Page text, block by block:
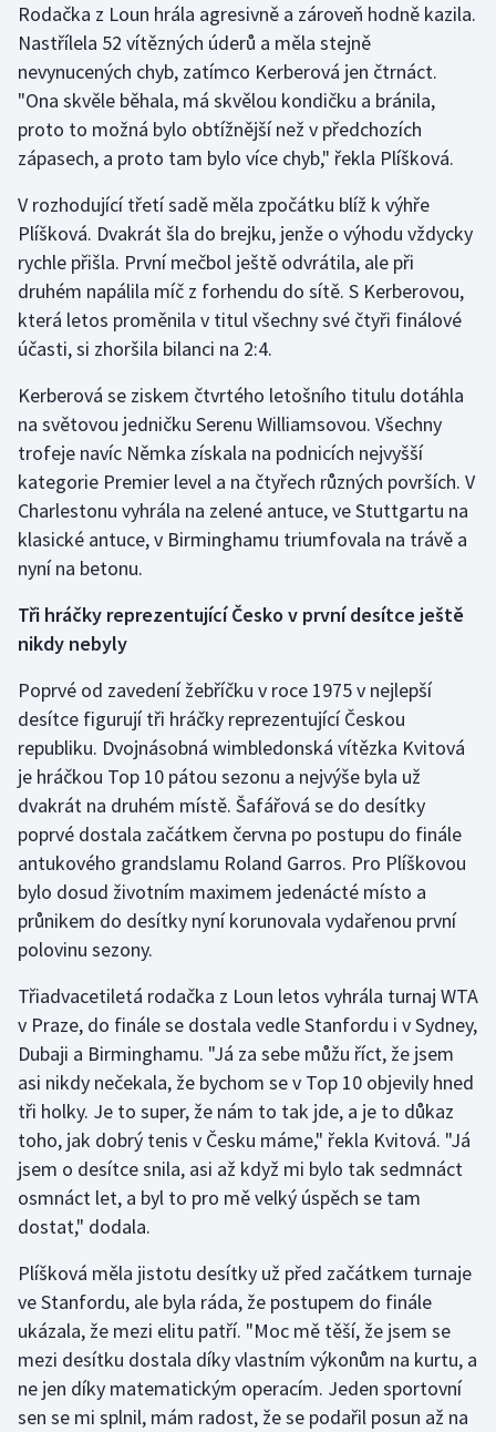
Parasport
Plavání
Plážový volejbal
Rychlobruslení
Rychlostní kanoistika
Short track
Sportovní střelba
Stolní tenis
Triatlon
Veslování
Vodní slalom
Ostatní
Rodačka z Loun hrála agresivně a zároveň hodně kazila.
Nastřílela 52 vítězných úderů a měla stejně
nevynucených chyb, zatímco Kerberová jen čtrnáct.
"Ona skvěle běhala, má skvělou kondičku a bránila,
proto to možná bylo obtížnější než v předchozích
zápasech, a proto tam bylo více chyb," řekla Plíšková.
V rozhodující třetí sadě měla zpočátku blíž k výhře
Plíšková. Dvakrát šla do brejku, jenže o výhodu vždycky
rychle přišla. První mečbol ještě odvrátila, ale při
druhém napálila míč z forhendu do sítě. S Kerberovou,
která letos proměnila v titul všechny své čtyři finálové
účasti, si zhoršila bilanci na 2:4.
Kerberová se ziskem čtvrtého letošního titulu dotáhla
na světovou jedničku Serenu Williamsovou. Všechny
trofeje navíc Němka získala na podnicích nejvyšší
kategorie Premier level a na čtyřech různých površích. V
Charlestonu vyhrála na zelené antuce, ve Stuttgartu na
klasické antuce, v Birminghamu triumfovala na trávě a
nyní na betonu.
Tři hráčky reprezentující Česko v první desítce ještě
nikdy nebyly
Poprvé od zavedení žebříčku v roce 1975 v nejlepší
desítce figurují tři hráčky reprezentující Českou
republiku. Dvojnásobná wimbledonská vítězka Kvitová
je hráčkou Top 10 pátou sezonu a nejvýše byla už
dvakrát na druhém místě. Šafářová se do desítky
poprvé dostala začátkem června po postupu do finále
antukového grandslamu Roland Garros. Pro Plíškovou
bylo dosud životním maximem jedenácté místo a
průnikem do desítky nyní korunovala vydařenou první
polovinu sezony.
Třiadvacetiletá rodačka z Loun letos vyhrála turnaj WTA
v Praze, do finále se dostala vedle Stanfordu i v Sydney,
Dubaji a Birminghamu. "Já za sebe můžu říct, že jsem
asi nikdy nečekala, že bychom se v Top 10 objevily hned
tři holky. Je to super, že nám to tak jde, a je to důkaz
toho, jak dobrý tenis v Česku máme," řekla Kvitová. "Já
jsem o desítce snila, asi až když mi bylo tak sedmnáct
osmnáct let, a byl to pro mě velký úspěch se tam
dostat," dodala.
Plíšková měla jistotu desítky už před začátkem turnaje
ve Stanfordu, ale byla ráda, že postupem do finále
ukázala, že mezi elitu patří. "Moc mě těší, že jsem se
mezi desítku dostala díky vlastním výkonům na kurtu, a
ne jen díky matematickým operacím. Jeden sportovní
sen se mi splnil, mám radost, že se podařil posun až na